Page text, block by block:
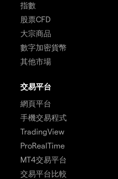
指數
股票CFD
大宗商品
數字加密貨幣
其他市場
交易平台
網頁平台
手機交易程式
TradingView
ProRealTime
MT4交易平台
交易平台比較